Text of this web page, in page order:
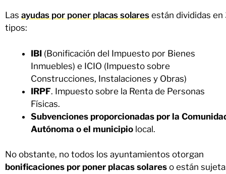
Las ayudas por poner placas solares están divididas en
tipos:
IBI (Bonificación del Impuesto por Bienes
Inmuebles) e ICIO (Impuesto sobre
Construcciones, Instalaciones y Obras)
IRPF. Impuesto sobre la Renta de Personas
Físicas.
Subvenciones proporcionadas por la
Autónoma o el municipio local.
No obstante, no todos los ayuntamientos otorgan
bonificaciones por poner placas solares o están